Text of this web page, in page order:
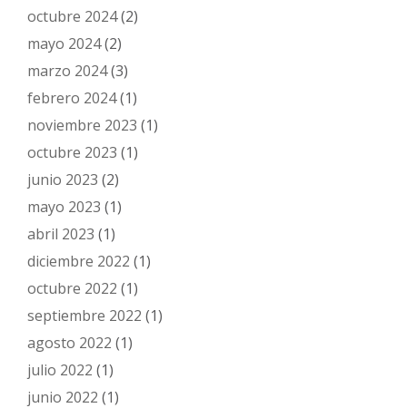
octubre 2024(2)
mayo 2024(2)
marzo 2024(3)
febrero 2024(1)
noviembre 2023 (1)
octubre 2023 (1)
junio 2023 (2)
mayo 2023 (1)
abril 2023 (1)
diciembre 2022 (1)
octubre 2022 (1)
septiembre 2022 (1)
agosto 2022 (1)
julio 2022 (1)
junio 2022 (1)